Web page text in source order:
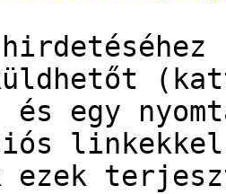
egy
ezek